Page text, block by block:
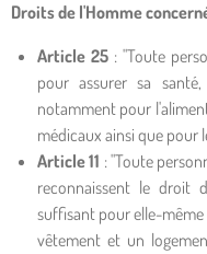
Droits de l'Homme
Article 25 : "Toute
pour assurer sa
notamment pour
médicaux ainsi que pour
Article 11 : "Toute
reconnaissent le droit
suffisant pour elle-
vêtement et un